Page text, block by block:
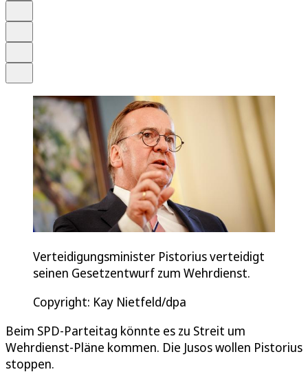
Verteidigungsminister Pistorius verteidigt
seinen Gesetzentwurf zum Wehrdienst.
Copyright: Kay Nietfeld/dpa
Beim SPD-Parteitag könnte es zu Streit um
Wehrdienst-Pläne kommen. Die Jusos wollen Pistorius
stoppen.